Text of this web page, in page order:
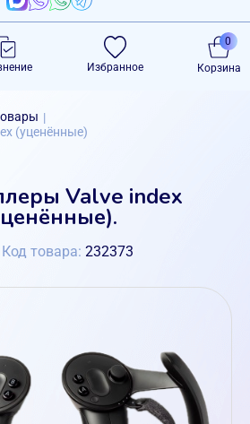
Избранное Корзина
0
|
(уценённые)
Valve index
Код товара: 232373